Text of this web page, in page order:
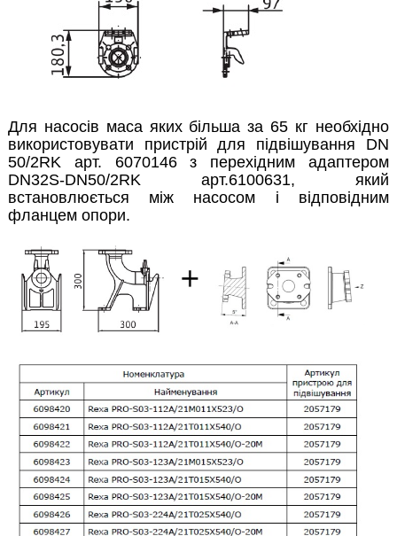
Для насосів маса яких більша за 65 кг необхідно
використовувати пристрій для підвішування DN
50/2RK арт. 6070146 з перехідним адаптером
DN32S-DN50/2RK арт.6100631, який
встановлюється між насосом і відповідним
фланцем опори.